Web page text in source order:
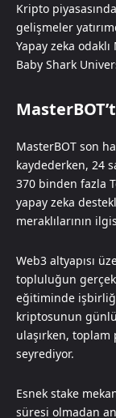
Kripto
gelişmeler
Yapay zeka
Baby Shark
MasterBOT son
kaydederken, 24
370 binden fazla
yapay zeka
meraklılarının
Web3 altyapısı
topluluğun
eğitiminde işbirliği
kriptosunun
ulaşırken,
seyrediyor.
Esnek stake
süresi olmadan